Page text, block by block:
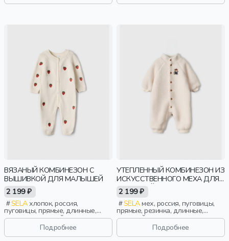
ВЯЗАНЫЙ КОМБИНЕЗОН С
ВЫШИВКОЙ ДЛЯ МАЛЫШЕЙ
2 199 ₽
SELAхлопок, россия,
пуговицы, прямые, длинные,
вязаные, длинный рукав,
застежка, вышивка, вырез,
круглый вырез, малыши, дети
Подробнее
УТЕПЛЕННЫЙ КОМБИНЕЗОН ИЗ
ИСКУССТВЕННОГО МЕХА ДЛЯ
МАЛЫШЕЙ
2 199 ₽
SELAмех, россия, пуговицы,
прямые, резинка, длинные,
длинный рукав, застежка,
утепленные, вышивка, воротник,
воротник-стойка, малыши, дети
Подробнее